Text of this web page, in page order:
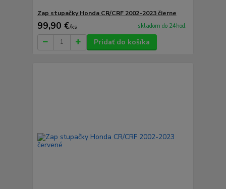
Zap stupačky Honda CR/CRF 2002-2023 čierne
99,90 €/ks skladom do 24hod.
Pridať do košíka